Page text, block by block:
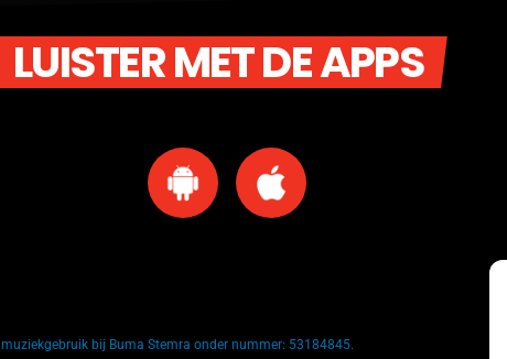
LUISTER MET DE APPS
bij Buma Stemra onder nummer: 53184845.